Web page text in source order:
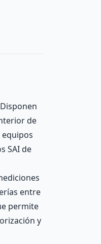
de
SAI de
entre
permite
y